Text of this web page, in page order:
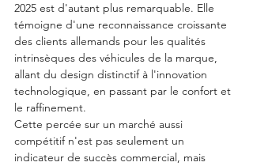
2025 est d'autant plus remarquable. Elle
témoigne d'une reconnaissance croissante
des clients allemands pour les qualités
intrinsèques des véhicules de la marque,
allant du design distinctif à l'innovation
technologique, en passant par le confort et
le raffinement.
Cette percée sur un marché aussi
compétitif n'est pas seulement un
indicateur de succès commercial, mais